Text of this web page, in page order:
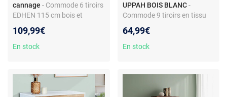
cannage - Commode 6 tiroirs
EDHEN 115 cm bois et
109,99€
En stock
UPPAH BOIS BLANC -
Commode 9 tiroirs en tissu
rangement bois façon hêtre
et blanc
64,99€
En stock